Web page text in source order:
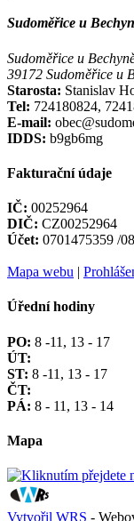
Sudoměřice u
Sudoměřice u
39172 Sudoměřice u
Starosta: Stanislav
Tel: 724180824,
E-mail:
IDDS: b9gb6mg
Fakturační údaje
IČ: 00252964
DIČ: CZ00252964
Účet: 0701475359 /
Mapa webu |
Úřední hodiny
PO: 8 -11, 13 - 17
ÚT:
ST: 8 -11, 13 - 17
ČT:
PÁ: 8 - 11, 13 - 14
Mapa
Vytvořil WRS -